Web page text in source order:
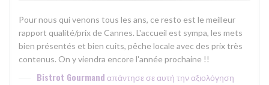
Pour nous qui venons tous les ans, ce resto est le meilleur
rapport qualité/prix de Cannes. L'accueil est sympa, les mets
bien présentés et bien cuits, pêche locale avec des prix très
contenus. On y viendra encore l'année prochaine !!
Bistrot Gourmandαπάντησε σε αυτή την αξιολόγηση